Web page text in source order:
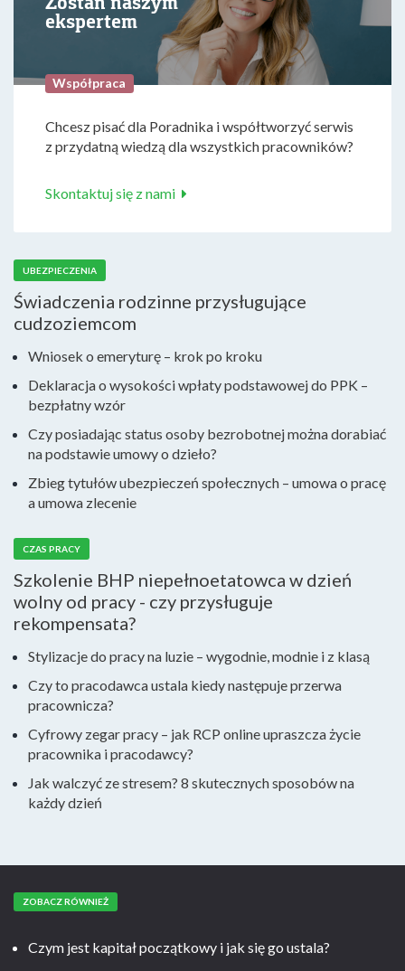
ekspertem
Współpraca
Chcesz pisać dla Poradnika i współtworzyć serwis
z przydatną wiedzą dla wszystkich pracowników?
Skontaktuj się z nami
UBEZPIECZENIA
Świadczenia rodzinne przysługujące
cudzoziemcom
Wniosek o emeryturę – krok po kroku
Deklaracja o wysokości wpłaty podstawowej do PPK –
bezpłatny wzór
Czy posiadając status osoby bezrobotnej można dorabiać
na podstawie umowy o dzieło?
Zbieg tytułów ubezpieczeń społecznych – umowa o pracę
a umowa zlecenie
CZAS PRACY
Szkolenie BHP niepełnoetatowca w dzień
wolny od pracy - czy przysługuje
rekompensata?
Stylizacje do pracy na luzie – wygodnie, modnie i z klasą
Czy to pracodawca ustala kiedy następuje przerwa
pracownicza?
Cyfrowy zegar pracy – jak RCP online upraszcza życie
pracownika i pracodawcy?
Jak walczyć ze stresem? 8 skutecznych sposobów na
każdy dzień
ZOBACZ RÓWNIEŻ
Czym jest kapitał początkowy i jak się go ustala?